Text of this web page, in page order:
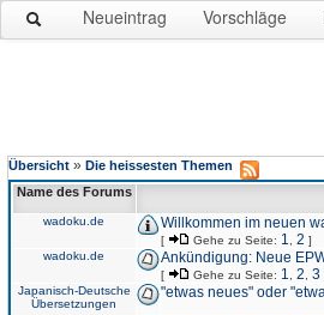
Neueintrag Vorschläge
Übersicht » Die heissesten Themen
Name des Forums
wadoku.de Willkommen im neuen
[ Gehe zu Seite: 1 2 ]
wadoku.de Ankündigung: Neue
[ Gehe zu Seite: 1 2 3
Japanisch-Deutsche
Übersetzungen
"etwas neues" oder